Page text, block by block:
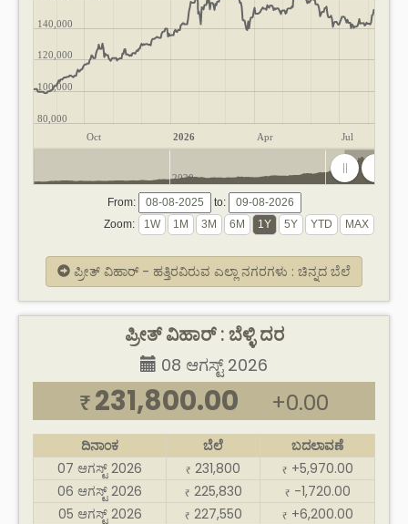
Oct 2026 Apr Jul
80,000
100,000
120,000
140,000
2020 2025
From:
to:
Zoom:
ಪ್ರೀತ್ ವಿಹಾರ್ - ಹತ್ತಿರವಿರುವ ಎಲ್ಲಾ ನಗರಗಳು : ಚಿನ್ನದ ಬೆಲೆ
ಪ್ರೀತ್ ವಿಹಾರ್ : ಬೆಳ್ಳಿ ದರ
08 ಆಗಸ್ಟ್ 2026
₹ 231,800.00 +0.00
ದಿನಾಂಕ ಬೆಲೆ
ಬದಲಾವಣೆ
07 ಆಗಸ್ಟ್ 2026
₹ 231,800 ₹ +5,970.00
06 ಆಗಸ್ಟ್ 2026
₹ 225,830 ₹ -1,720.00
05 ಆಗಸ್ಟ್ 2026
₹ 227,550 ₹ +6,200.00